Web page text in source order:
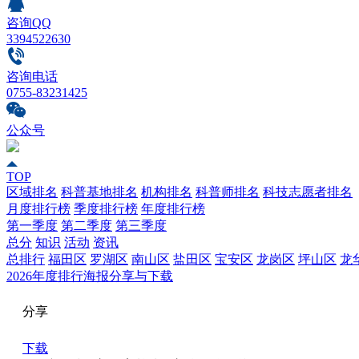
咨询QQ
3394522630
咨询电话
0755-83231425
公众号
TOP
区域排名 科普基地排名 机构排名 科普师排名 科技志愿者排名
月度排行榜 季度排行榜 年度排行榜
第一季度 第二季度 第三季度
总分 知识 活动 资讯
总排行 福田区 罗湖区 南山区 盐田区 宝安区 龙岗区 坪山区 龙
2026年度排行海报分享与下载
分享
下载